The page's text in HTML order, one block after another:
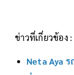
ข่าวที่เกี่ยวข้อง :
Neta Aya